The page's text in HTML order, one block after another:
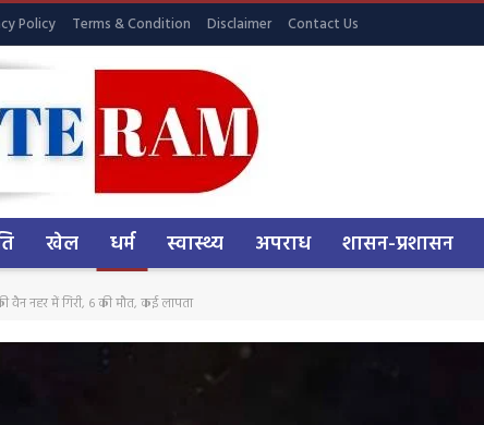
Policy Terms & Condition Disclaimer Contact Us
खेल धर्म स्वास्थ्य अपराध शासन-प्रशासन
वैन नहर में गिरी, 6 की मौत, कई लापता